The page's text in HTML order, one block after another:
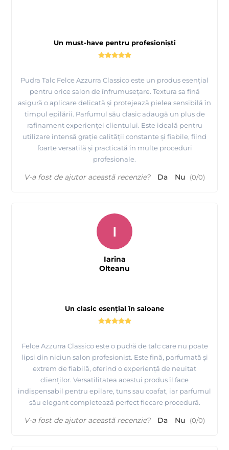
Un must-have pentru profesioniști
Pudra Talc Felce Azzurra Classico este un produs esențial
pentru orice salon de înfrumusețare. Textura sa fină
asigură o aplicare delicată și protejează pielea sensibilă în
timpul epilării. Parfumul său clasic adaugă un plus de
rafinament experienței clientului. Este ideală pentru
utilizare intensă grație calității constante și fiabile, fiind
foarte versatilă și practicată în multe proceduri
profesionale.
V-a fost de ajutor această recenzie? Da Nu (0/0)
Un clasic esențial în saloane
Felce Azzurra Classico este o pudră de talc care nu poate
lipsi din niciun salon profesionist. Este fină, parfumată și
extrem de fiabilă, oferind o experiență de neuitat
clienților. Versatilitatea acestui produs îl face
indispensabil pentru epilare, tuns sau coafat, iar parfumul
său elegant completează perfect fiecare procedură.
I
Iarina
Olteanu
V-a fost de ajutor această recenzie? Da Nu (0/0)